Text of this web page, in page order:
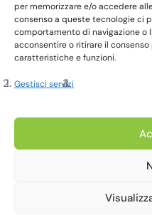
per memorizzare e/o accedere
consenso a queste tecnologie ci
comportamento di navigazione o
acconsentire o ritirare il
caratteristiche e funzioni.
Gestisci servizi
Copyright 2023, Cardine
Cookie